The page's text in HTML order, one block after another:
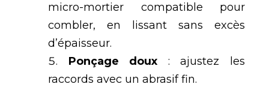
micro-mortier compatible pour
combler, en lissant sans excès
d’épaisseur.
Ponçage doux : ajustez les
raccords avec un abrasif fin.